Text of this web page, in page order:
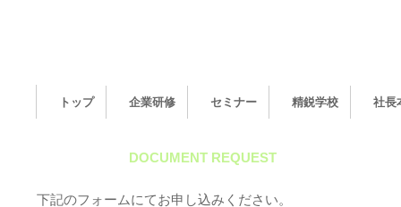
DOCUMENT REQUEST
下記のフォームにてお申し込みください。
トップ 企業研修 セミナー 精鋭学校 社長